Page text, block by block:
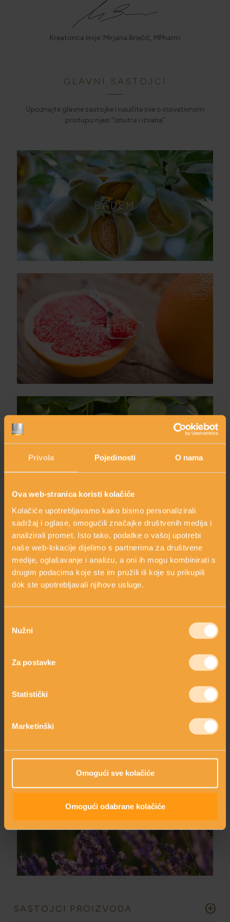
Privola Pojedinosti O nama
Ova web-stranica koristi kolačiće
Kolačiće upotrebljavamo kako bismo personalizirali
sadržaj i oglase, omogućili značajke društvenih medija i
analizirali promet. Isto tako, podatke o vašoj upotrebi
naše web-lokacije dijelimo s partnerima za društvene
medije, oglašavanje i analizu, a oni ih mogu kombinirati s
drugim podacima koje ste im pružili ili koje su prikupili
dok ste upotrebljavali njihove usluge.
pristanka
Nužni
Za postavke
Statistički
Marketinški
Omogući sve kolačiće
Omogući odabrane kolačiće
Kreatorica linije: Mirjana Brlečić, MPharm
GLAVNI SASTOJCI
Upoznajte glavne sastojke i naučite sve o inovativnom
pristupu njezi “iznutra i izvana”
BADEM
GREJP
JOJOBA
LIMUN
LAVANDA
SASTOJCI PROIZVODA add_circle